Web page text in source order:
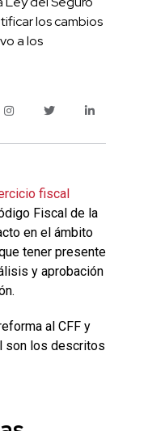
los cambios
a los
fiscal
Fiscal de la
en el ámbito
tener presente
y aprobación
al CFF y
son los descritos